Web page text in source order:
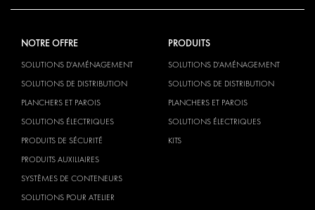
NOTRE OFFRE
SOLUTIONS D'AMÉNAGEMENT
SOLUTIONS DE DISTRIBUTION
PLANCHERS ET PAROIS
SOLUTIONS ÉLECTRIQUES
PRODUITS DE SÉCURITÉ
PRODUITS AUXILIAIRES
SYSTÈMES DE CONTENEURS
SOLUTIONS POUR ATELIER
PRODUITS
SOLUTIONS D'AMÉNAGEMENT
SOLUTIONS DE DISTRIBUTION
PLANCHERS ET PAROIS
SOLUTIONS ÉLECTRIQUES
KITS